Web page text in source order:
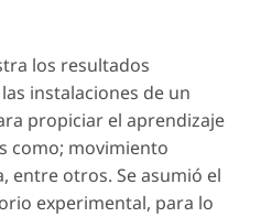
los resultados
instalaciones de un
propiciar el aprendizaje
como; movimiento
entre otros. Se asumió el
experimental, para lo